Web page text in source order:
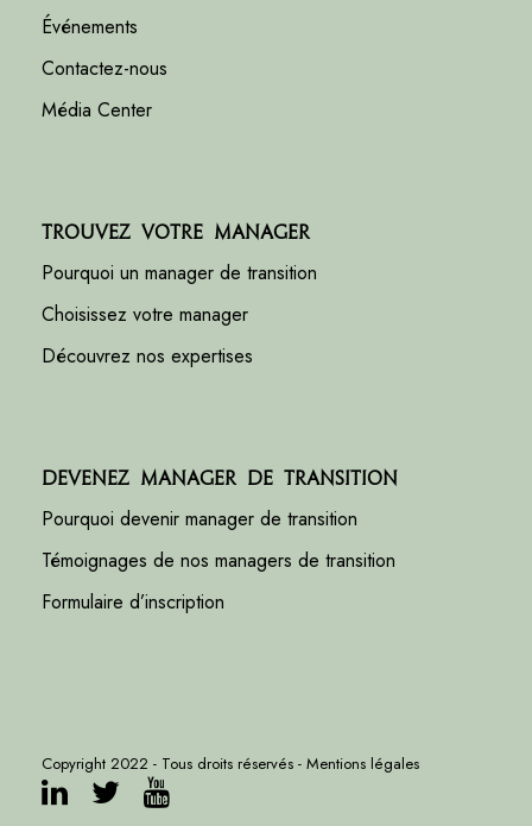
Événements
Contactez-nous
Média Center
Trouvez votre manager
Pourquoi un manager de transition
Choisissez votre manager
Découvrez nos expertises
Devenez manager de transition
Pourquoi devenir manager de transition
Témoignages de nos managers de transition
Formulaire d’inscription
Copyright 2022 - Tous droits réservés - Mentions légales